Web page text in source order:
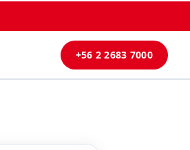
+56 2 2683 7000